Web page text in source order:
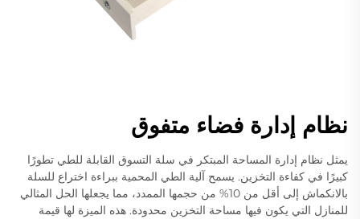
نظام إدارة فضاء متفوق
يمثل نظام إدارة المساحة المبتكر في سلة التسوق القابلة للطي تطورًا
كبيرًا في كفاءة التخزين. يسمح آلية الطي المحمية ببراءة اختراع للسلة
بالانكماش إلى أقل من 10% من حجمها الممدد، مما يجعلها الحل المثالي
للمنازل التي يكون فيها مساحة التخزين محدودة. هذه الميزة لها قيمة